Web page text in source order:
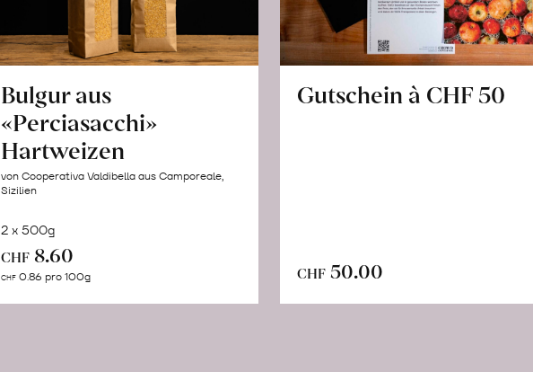
Bulgur aus
«Perciasacchi»
Hartweizen
von Cooperativa Valdibella aus Camporeale,
Sizilien
2 x 500g
CHF 8.60
CHF 0.86 pro 100g
Gutschein à CHF 50
CHF 50.00
Warenkorb